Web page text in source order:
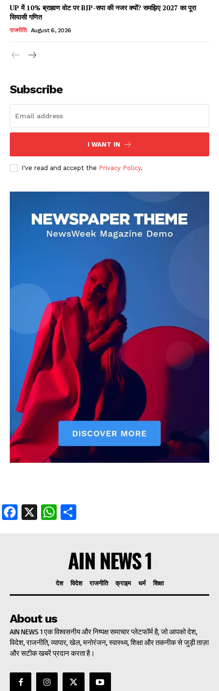
Read Latest News on AIN
DOWNLOAD NOW
AIN NEWS 1
Contact Us
About Us
Privacy Policy
Terms of Use Agreement
Facebook
X WhatsApp
Share
UP में 10% ब्राह्मण वोट पर BJP-सपा की नजर क्यों? समझिए 2027 का पूरा
सियासी गणित
राजनीति August 6, 2026
Subscribe
I WANT IN
I've read and accept the Privacy Policy.
Facebook
X WhatsApp
AIN NEWS 1
देश विदेश राजनीति क्राइम धर्म शिक्षा
About us
AIN NEWS 1 एक विश्वसनीय और निष्पक्ष समाचार प्लेटफॉर्म है, जो आपको देश,
विदेश, राजनीति, व्यापार, खेल, मनोरंजन, स्वास्थ्य, शिक्षा और तकनीक से जुड़ी ताज़ा
और सटीक खबरें प्रदान करता है।